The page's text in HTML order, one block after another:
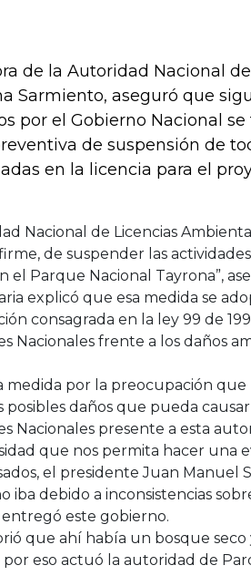
de la Autoridad Nacional
Sarmiento, aseguró que
por el Gobierno Nacional
de suspensión de
en la licencia para el
Nacional de Licencias
de suspender las
el Parque Nacional Tayrona”,
explicó que esa medida se
consagrada en la ley 99 de
Nacionales frente a los daños
medida por la preocupación
posibles daños que pueda
Nacionales presente a esta
que nos permita hacer una
el presidente Juan Manuel
iba debido a inconsistencias
este gobierno.
que ahí había un bosque
eso actuó la autoridad de